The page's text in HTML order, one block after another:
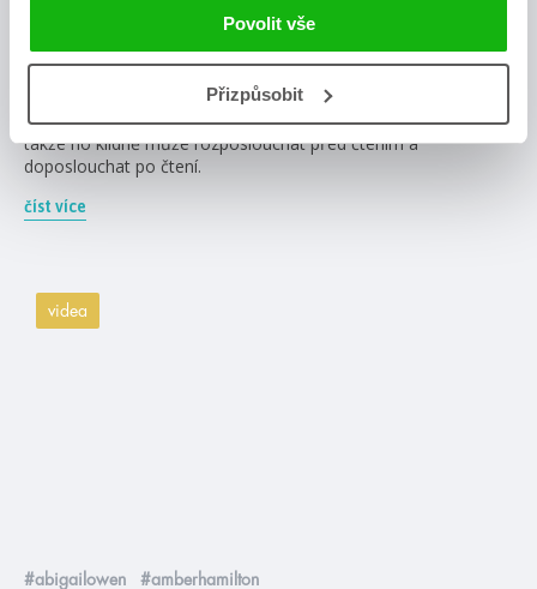
Povolit vše
Přizpůsobit
Book clubík: Lovkyně stínu od Lynette Noni
propadli, a tak si to vyžádalo spešl book clubík s Olou a
Zuzkou. Rozdělili jsme ho na nespoileroidní a spoileroidní část,
takže ho klidně může rozposlouchat před čtením a
doposlouchat po čtení.
číst více
videa
#abigailowen #amberhamilton